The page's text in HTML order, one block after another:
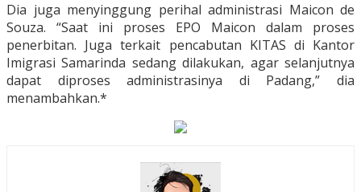
Dia juga menyinggung perihal administrasi Maicon de
Souza. “Saat ini proses EPO Maicon dalam proses
penerbitan. Juga terkait pencabutan KITAS di Kantor
Imigrasi Samarinda sedang dilakukan, agar selanjutnya
dapat diproses administrasinya di Padang,” dia
menambahkan.*